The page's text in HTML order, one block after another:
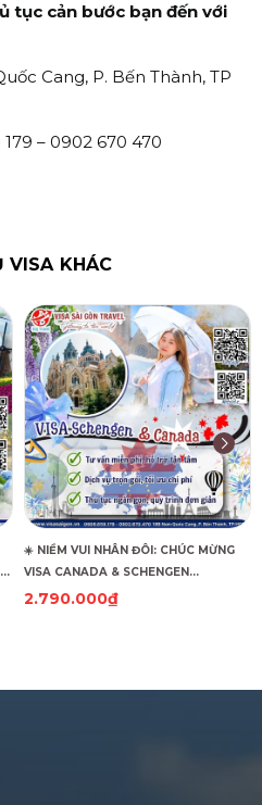
tục cản bước bạn đến với
Cang, P. Bến Thành, TP
– 0902 670 470
VISA KHÁC
☀️ NIỀM VUI NHÂN ĐÔI: CHÚC MỪNG
VISA CANADA & SCHENGEN
HUNGARY CÙNG "CẬP BẾN"! ☀️
2.790.000₫